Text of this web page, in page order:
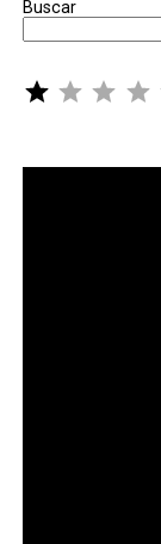
Buscar